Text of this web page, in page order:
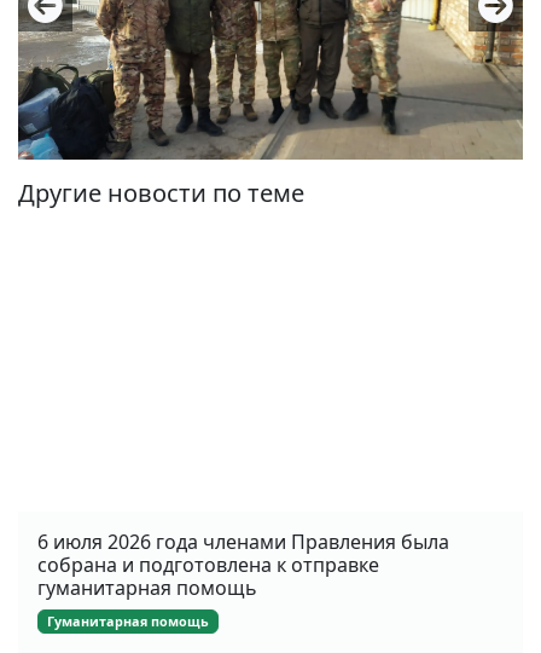
Другие новости по теме
6 июля 2026 года членами Правления была
собрана и подготовлена к отправке
гуманитарная помощь
Гуманитарная помощь